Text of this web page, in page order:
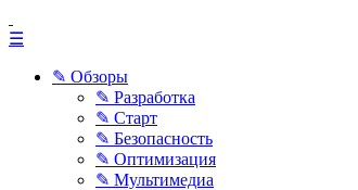
☰
✎ Обзоры
✎ Разработка
✎ Старт
✎ Безопасность
✎ Оптимизация
✎ Мультимедиа